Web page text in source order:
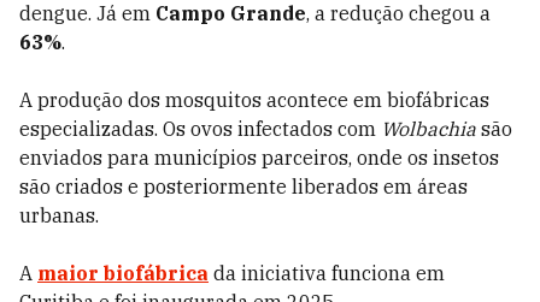
dengue. Já em Campo Grande, a redução chegou a
63%.
A produção dos mosquitos acontece em biofábricas
especializadas. Os ovos infectados com Wolbachia são
enviados para municípios parceiros, onde os insetos
são criados e posteriormente liberados em áreas
urbanas.
A maior biofábrica da iniciativa funciona em